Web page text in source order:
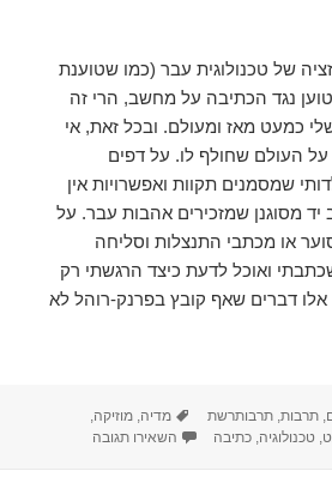
של טכנולוגית עבר (כמו שטוענת
טוען נגד הכתיבה על מחשב, הרי זה
כמעט מאז ומעולם. ובכל זאת, אי
העולם שחולף לו. על דפים
שמסמנים תקוות ואפשרויות אין
מסוגנן שמזכירים אהבות עבר. על
או מכתבי התנצלות וסליחה
ואוכל לדעת כיצד הרגשתי רק
אלו דברים שאף קובץ בפרנק-רוהל לא
,תרבות,תרבותרשת תגיות
מדיה,מוזיקה,
, טכנולוגיה,כתיבה השאירו תגובה